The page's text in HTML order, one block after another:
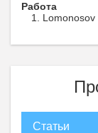
Работа
Lomonosov
Статьи